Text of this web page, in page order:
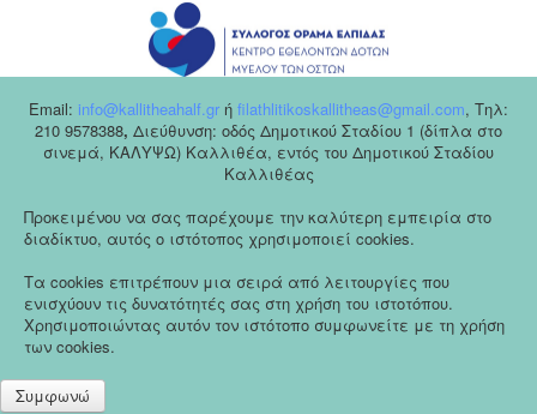
Email: info@kallitheahalf.gr ή filathlitikoskallitheas@gmail.com, Tηλ:
210 9578388, Διεύθυνση: οδός Δημοτικού Σταδίου 1 (δίπλα στο
σινεμά, ΚΑΛΥΨΩ) Καλλιθέα, εντός του Δημοτικού Σταδίου
Καλλιθέας
Προκειμένου να σας παρέχουμε την καλύτερη εμπειρία στο
διαδίκτυο, αυτός ο ιστότοπος χρησιμοποιεί cookies.
Τα cookies επιτρέπουν μια σειρά από λειτουργίες που
ενισχύουν τις δυνατότητές σας στη χρήση του ιστοτόπου.
Χρησιμοποιώντας αυτόν τον ιστότοπο συμφωνείτε με τη χρήση
των cookies.
Συμφωνώ